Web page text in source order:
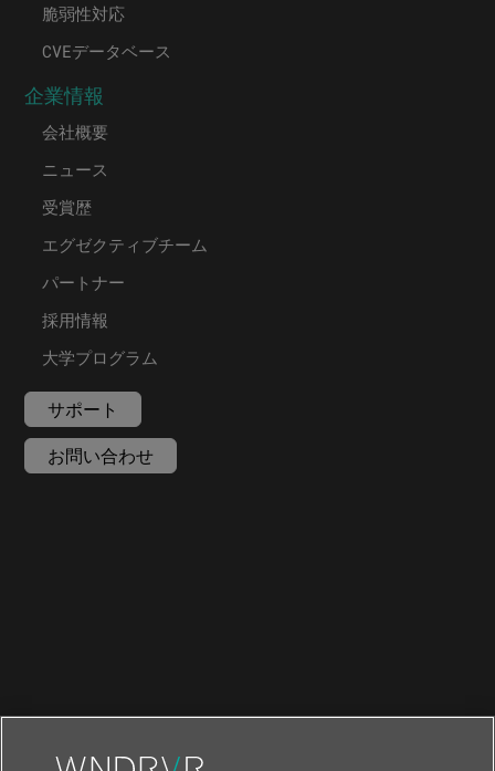
脆弱性対応
CVEデータベース
企業情報
会社概要
ニュース
受賞歴
エグゼクティブチーム
パートナー
採用情報
大学プログラム
サポート
お問い合わせ